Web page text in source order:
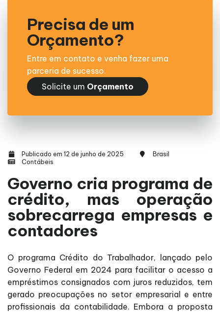
Precisa de um
Orçamento?
Entre em contato e venha fazer uma
parceria de sucesso.
Solicite um Orçamento
Publicado em 12 de junho de 2025
Brasil
Contábeis
Governo cria programa de
crédito, mas operação
sobrecarrega empresas e
contadores
O programa Crédito do Trabalhador, lançado pelo
Governo Federal em 2024 para facilitar o acesso a
empréstimos consignados com juros reduzidos, tem
gerado preocupações no setor empresarial e entre
profissionais da contabilidade. Embora a proposta